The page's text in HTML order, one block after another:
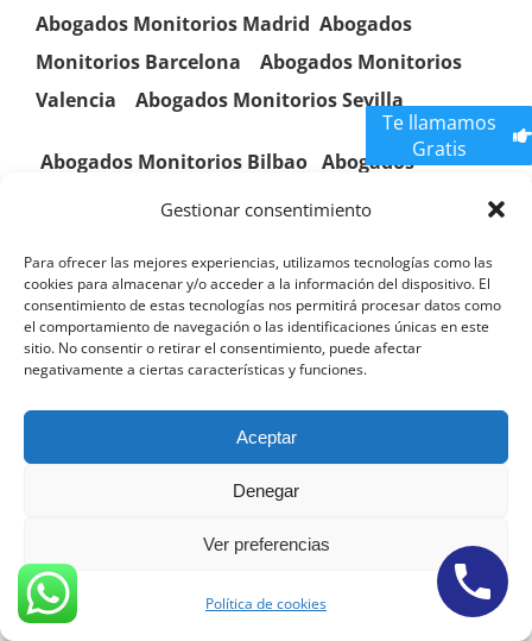
Gestionar consentimiento
Para ofrecer las mejores experiencias, utilizamos tecnologías como las
cookies para almacenar y/o acceder a la información del dispositivo. El
consentimiento de estas tecnologías nos permitirá procesar datos como
el comportamiento de navegación o las identificaciones únicas en este
sitio. No consentir o retirar el consentimiento, puede afectar
negativamente a ciertas características y funciones.
Aceptar
Denegar
Ver preferencias
Política de cookies
Abogados Monitorios Madrid Abogados
Monitorios Barcelona
Abogados Monitorios
Valencia
Abogados MonitoriosSevilla
Abogados Monitorios Bilbao Abogados
Monitorios Alicante Abogados Monitorios
Abogados Monitorios Zaragoza Abogados
MonitoriosMurcia Abogados MonitoriosCadiz
Abogados Monitorios Malaga
Abogados Monitorios Mallorca
Abogados Inmobiliarios Elche Abogados
Torrevieja Abogados Inmobiliarios Orihuela
Abogados Inmobiliarios Benidorm Abogados Abogados
Inmobiliarios Elche Abogados Inmobiliarios Torrevieja
Te llamamos
Gratis